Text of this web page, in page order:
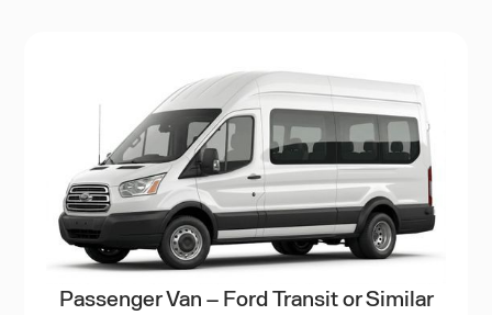
Passenger Van – Ford Transit or Similar